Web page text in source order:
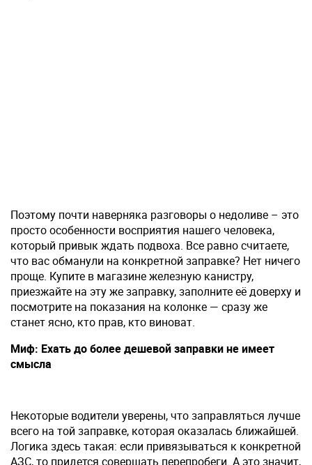
Поэтому почти наверняка разговоры о недоливе – это
просто особенности восприятия нашего человека,
который привык ждать подвоха. Все равно считаете,
что вас обманули на конкретной заправке? Нет ничего
проще. Купите в магазине железную канистру,
приезжайте на эту же заправку, заполните её доверху и
посмотрите на показания на колонке — сразу же
станет ясно, кто прав, кто виноват.
Миф: Ехать до более дешевой заправки не имеет
смысла
Некоторые водители уверены, что заправляться лучше
всего на той заправке, которая оказалась ближайшей.
Логика здесь такая: если привязываться к конкретной
АЗС, то придется совершать перепробеги. А это значит,